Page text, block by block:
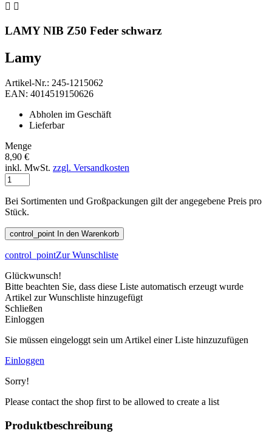
 
LAMY NIB Z50 Feder schwarz
Lamy
Artikel-Nr.: 245-1215062
EAN: 4014519150626
Abholen im Geschäft
Lieferbar
Menge
8,90 €
inkl. MwSt. zzgl. Versandkosten
Bei Sortimenten und Großpackungen gilt der angegebene Preis pro
Stück.
control_point In den Warenkorb
control_pointZur Wunschliste
Glückwunsch!
Bitte beachten Sie, dass diese Liste automatisch erzeugt wurde
Artikel zur Wunschliste hinzugefügt
Schließen
Einloggen
Sie müssen eingeloggt sein um Artikel einer Liste hinzuzufügen
Einloggen
Sorry!
Please contact the shop first to be allowed to create a list
Produktbeschreibung